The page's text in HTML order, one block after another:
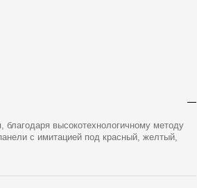
благодаря высокотехнологичному методу
с имитацией под красный, желтый,